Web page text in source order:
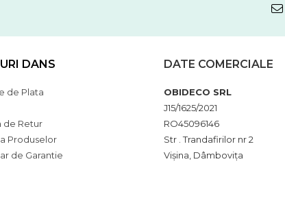
DANS
de Plata
de Retur
Produselor
de Garantie
DATE COMERCIALE
OBIDECO SRL
J15/1625/2021
RO45096146
Str . Trandafirilor nr 2
Vișina, Dâmbovița